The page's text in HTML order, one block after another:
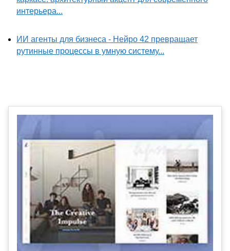
интерьера...
ИИ агенты для бизнеса - Нейро 42 превращает
рутинные процессы в умную систему...